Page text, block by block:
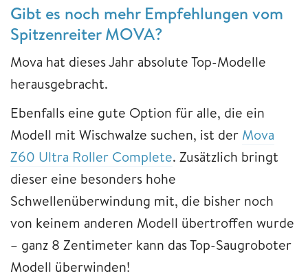
Gibt es noch mehr Empfehlungen vom
Spitzenreiter MOVA?
Mova hat dieses Jahr absolute Top-Modelle
herausgebracht.
Ebenfalls eine gute Option für alle, die ein
Modell mit Wischwalze suchen, ist der Mova
Z60 Ultra Roller Complete. Zusätzlich bringt
dieser eine besonders hohe
Schwellenüberwindung mit, die bisher noch
von keinem anderen Modell übertroffen wurde
– ganz 8 Zentimeter kann das Top-Saugroboter
Modell überwinden!